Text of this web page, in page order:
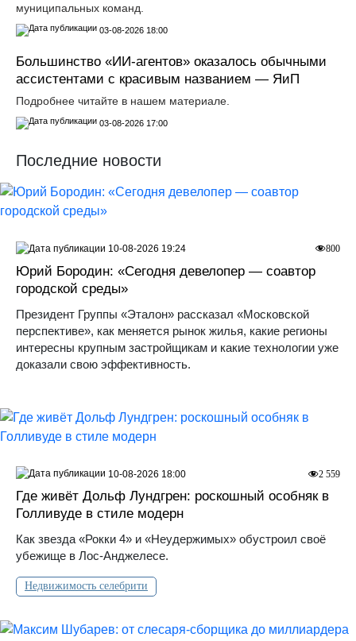
муниципальных команд.
03-08-2026 18:00
Большинство «ИИ-агентов» оказалось обычными
ассистентами с красивым названием — ЯиП
Подробнее читайте в нашем материале.
03-08-2026 17:00
Последние новости
Юрий Бородин: «Сегодня девелопер — соавтор
городской среды»
Президент Группы «Эталон» рассказал «Московской
перспективе», как меняется рынок жилья, какие регионы
интересны крупным застройщикам и какие технологии уже
доказали свою эффективность.
800
10-08-2026 19:24
Где живёт Дольф Лундгрен: роскошный особняк в
Голливуде в стиле модерн
Как звезда «Рокки 4» и «Неудержимых» обустроил своё
убежище в Лос‑Анджелесе.
Недвижимость селебрити
2 559
10-08-2026 18:00